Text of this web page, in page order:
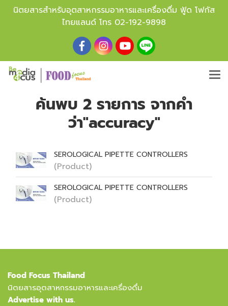
นิตยสารสำหรับอุตสาหกรรมอาหารและเครื่องดื่ม ฟู้ด โฟกัส
ไทยแลนด์ โทร 02-192-9898
ค้นพบ 2 รายการ จากคำ
ว่า"accuracy"
SEROLOGICAL PIPETTE CONTROLLERS
(Product)
SEROLOGICAL PIPETTE CONTROLLERS
(Product)
Food Focus Thailand
นิตยสารอุตสาหกรรมอาหารและเครื่องดื่ม
Advertise with us.